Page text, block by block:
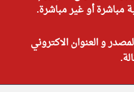
مباشرة أو غير مباشرة.
و العنوان الاكتروني